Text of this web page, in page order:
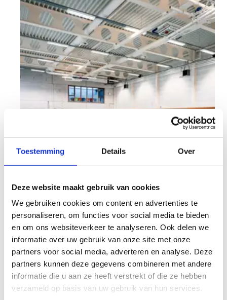
Toestemming Details Over
Deze website maakt gebruik van cookies
We gebruiken cookies om content en advertenties te
personaliseren, om functies voor social media te bieden
en om ons websiteverkeer te analyseren. Ook delen we
informatie over uw gebruik van onze site met onze
partners voor social media, adverteren en analyse. Deze
partners kunnen deze gegevens combineren met andere
informatie die u aan ze heeft verstrekt of die ze hebben
verzameld op basis van uw gebruik van hun services.
Polyvalente zaal